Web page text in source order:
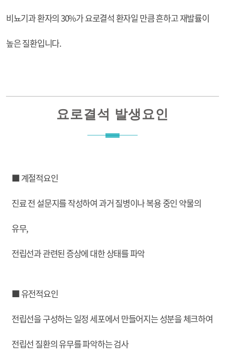
비뇨기과 환자의 30%가 요로결석 환자일 만큼 흔하고 재발률이
높은 질환입니다.
요로결석 발생요인
■ 계절적요인
진료 전 설문지를 작성하여 과거 질병이나 복용 중인 약물의
유무,
전립선과 관련된 증상에 대한 상태를 파악
■ 유전적요인
전립선을 구성하는 일정 세포에서 만들어지는 성분을 체크하여
전립선 질환의 유무를 파악하는 검사